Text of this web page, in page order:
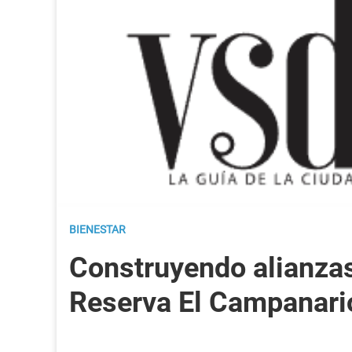
BIENESTAR
Construyendo
Reserva El